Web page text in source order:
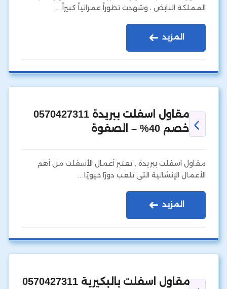
المملكة النابض ، وشهدت تطوراً عمرانياً كبيراً…
المزيد
مقاول اسفلت ببريدة 0570427311
خصم 40% – الصفوة
مقاول اسفلت ببريدة , تعتبر أعمال الأسفلت من أهم
الأعمال الإنشائية التي تلعب دورًا حيويًا…
المزيد
مقاول اسفلت بالبكيرية 0570427311